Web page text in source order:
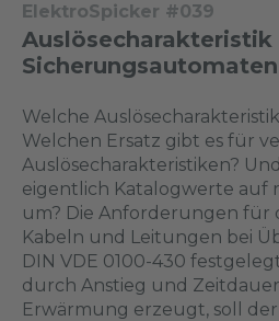
ElektroSpicker #039
Auslösecharakteristik
Sicherungsautomaten
Welche
Welchen Ersatz gibt es für
Auslösecharakteristiken?
eigentlich Katalogwerte auf
um? Die Anforderungen für
Kabeln und Leitungen bei
DIN VDE 0100-430
durch Anstieg und
Erwärmung erzeugt, soll